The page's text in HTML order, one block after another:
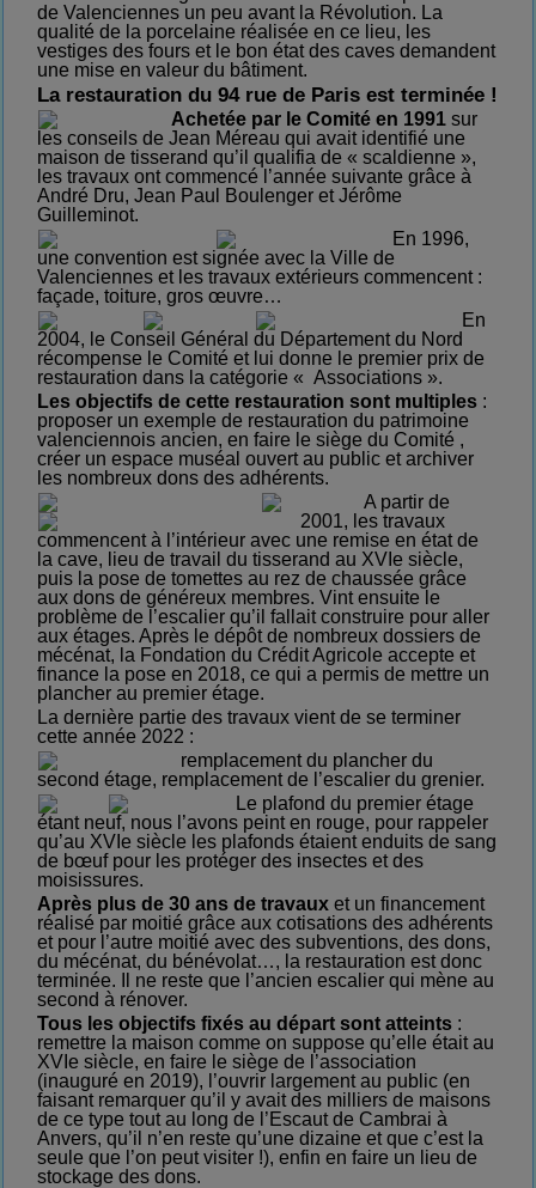
de Valenciennes un peu avant la Révolution. La
qualité de la porcelaine réalisée en ce lieu, les
vestiges des fours et le bon état des caves demandent
une mise en valeur du bâtiment.
La restauration du 94 rue de Paris est terminée !
Achetée par le Comité en 1991 sur
les conseils de Jean Méreau qui avait identifié une
maison de tisserand qu’il qualifia de « scaldienne »,
les travaux ont commencé l’année suivante grâce à
André Dru, Jean Paul Boulenger et Jérôme
Guilleminot.
En 1996,
une convention est signée avec la Ville de
Valenciennes et les travaux extérieurs commencent :
façade, toiture, gros œuvre…
En
2004, le Conseil Général du Département du Nord
récompense le Comité et lui donne le premier prix de
restauration dans la catégorie « Associations ».
Les objectifs de cette restauration sont multiples :
proposer un exemple de restauration du patrimoine
valenciennois ancien, en faire le siège du Comité ,
créer un espace muséal ouvert au public et archiver
les nombreux dons des adhérents.
A partir de
2001, les travaux
commencent à l’intérieur avec une remise en état de
la cave, lieu de travail du tisserand au XVIe siècle,
puis la pose de tomettes au rez de chaussée grâce
aux dons de généreux membres. Vint ensuite le
problème de l’escalier qu’il fallait construire pour aller
aux étages. Après le dépôt de nombreux dossiers de
mécénat, la Fondation du Crédit Agricole accepte et
finance la pose en 2018, ce qui a permis de mettre un
plancher au premier étage.
La dernière partie des travaux vient de se terminer
cette année 2022 :
remplacement du plancher du
second étage, remplacement de l’escalier du grenier.
Le plafond du premier étage
étant neuf, nous l’avons peint en rouge, pour rappeler
qu’au XVIe siècle les plafonds étaient enduits de sang
de bœuf pour les protéger des insectes et des
moisissures.
Après plus de 30 ans de travaux et un financement
réalisé par moitié grâce aux cotisations des adhérents
et pour l’autre moitié avec des subventions, des dons,
du mécénat, du bénévolat…, la restauration est donc
terminée. Il ne reste que l’ancien escalier qui mène au
second à rénover.
Tous les objectifsfixés au départsont atteints :
remettre la maison comme on suppose qu’elle était au
XVIe siècle, en faire le siège de l’association
(inauguré en 2019), l’ouvrir largement au public (en
faisant remarquer qu’il y avait des milliers de maisons
de ce typetout au long de l’Escautde Cambrai à
Anvers, qu’il n’en reste qu’une dizaine et que c’est la
seule que l’on peut visiter !), enfin en faire un lieu de
stockage des dons.